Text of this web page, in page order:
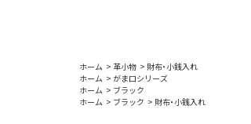
ホーム > 革小物 > 財布・小銭入れ
ホーム > がま口シリーズ
ホーム > ブラック
ホーム > ブラック > 財布・小銭入れ